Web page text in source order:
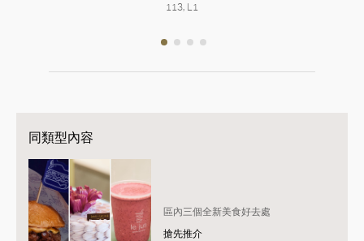
113, L1
同類型內容
區內三個全新美食好去處
搶先推介